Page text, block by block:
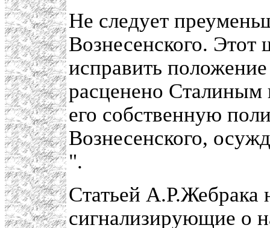
Не следует
Вознесенского.
исправить
расценено Сталиным
его собственную
Вознесенского,
".
Статьей А.Р.Жебрака
сигнализирующие о